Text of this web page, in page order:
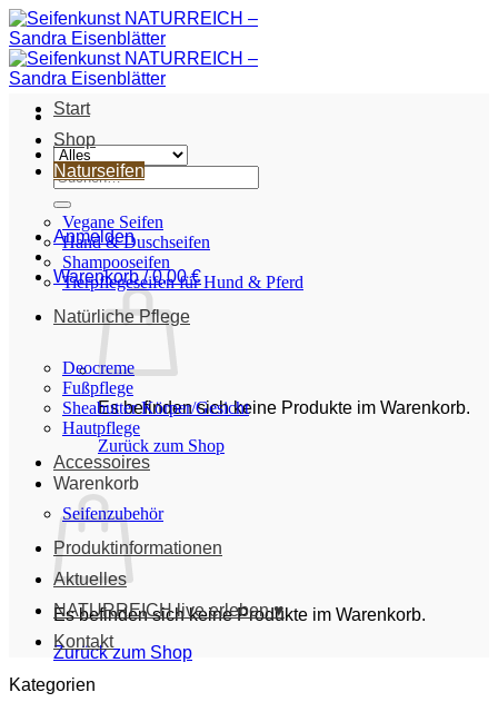
Zum
Inhalt
springen
Suche
nach:
Anmelden
Warenkorb /0,00€
Es befinden sich keine Produkte im Warenkorb.
Zurück zum Shop
Warenkorb
Es befinden sich keine Produkte im Warenkorb.
Zurück zum Shop
Start
Shop
Naturseifen
Vegane Seifen
Hand & Duschseifen
Shampooseifen
Tierpflegeseifen für Hund & Pferd
Natürliche Pflege
Deocreme
Fußpflege
Sheabutter Körper/Gesicht
Hautpflege
Accessoires
Seifenzubehör
Produktinformationen
Aktuelles
NATURREICH live erleben ♥
Kontakt
Kategorien